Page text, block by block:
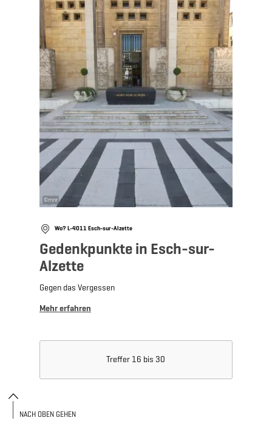
©mnr
Wo? L-4011 Esch-sur-Alzette
Gedenkpunkte in Esch-sur-
Alzette
Gegen das Vergessen
Mehr erfahren
Treffer 16 bis 30
NACH OBEN GEHEN